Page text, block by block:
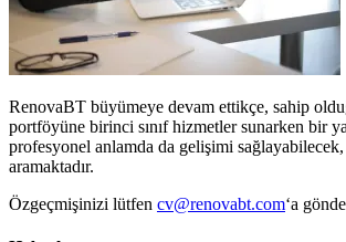
RenovaBT büyümeye devam ettikçe, sahip
portföyüne birinci sınıf hizmetler sunarken bir
profesyonel anlamda da gelişimi
aramaktadır.
Özgeçmişinizi lütfen cv@renovabt.com‘a